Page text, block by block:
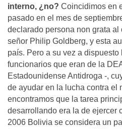
interno, ¿no? Coincidimos en
pasado en el mes de
declarado persona non grata al
señor Philip Goldberg, y esta
país. Pero a su vez a
funcionarios que eran de la
Estadounidense Antidroga -,
de ayudar en la lucha contra el
encontramos que la tarea
desarrollando era la de ejercer
2006 Bolivia se considera un